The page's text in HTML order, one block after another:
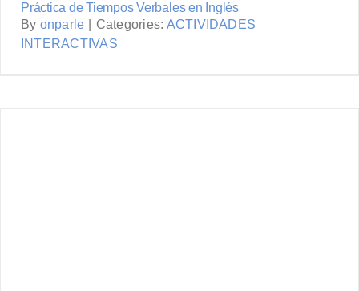
Práctica de Tiempos Verbales en Inglés
By onparle Categories: ACTIVIDADES
INTERACTIVAS